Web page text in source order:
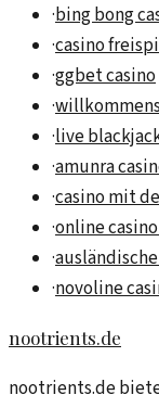
·bing bong
·casino
·ggbet casino
·
·live
·amunra
·casino mit
·online
·
·novoline
nootrients.de
nootrients.de